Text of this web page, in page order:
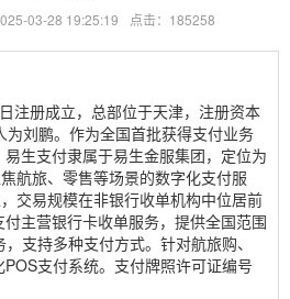
03-28 19:25:19 点击：185258
注册成立，总部位于天津，注册资本
为刘鹏。作为全国首批获得支付业务
生支付隶属于易生金服集团，定位为
航旅、零售等场景的数字化支付服
交易规模在非银行收单机构中位居前
主营银行卡收单服务，提供全国范围
支持多种支付方式。针对航旅购、
支付系统。支付牌照许可证编号